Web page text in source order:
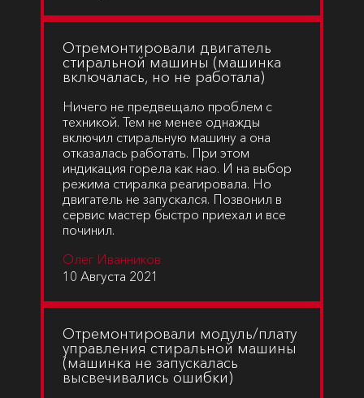
Отремонтировали двигатель
стиральной машины (машинка
включалась, но не работала)
Ничего не предвещало проблем с
техникой. Тем не менее однажды
включил стиральную машину а она
отказалась работать. При этом
индикация горела как нао. И на выбор
режима стиралка реагировала. Но
двигатель не запускался. Позвонил в
сервис мастер быстро приехал и все
починил.
Олег Иванников
10 Августа 2021
Отремонтировали модуль/плату
управления стиральной машины
(машинка не запускалась
высвечивались ошибки)